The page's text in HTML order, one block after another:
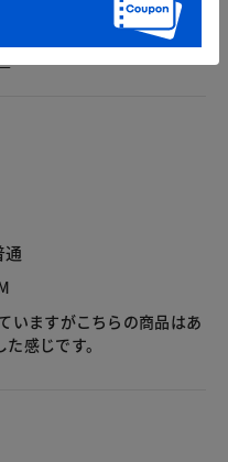
通
いますがこちらの商品はあ
感じです。